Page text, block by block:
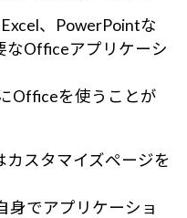
、PowerPointな
なOfficeアプリケーシ
Officeを使うことが
スタマイズページを
身でアプリケーショ